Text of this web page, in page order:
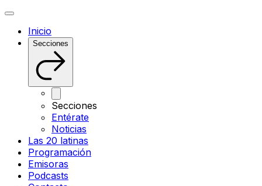
Inicio
Secciones
Secciones
Entérate
Noticias
Las 20 latinas
Programación
Emisoras
Podcasts